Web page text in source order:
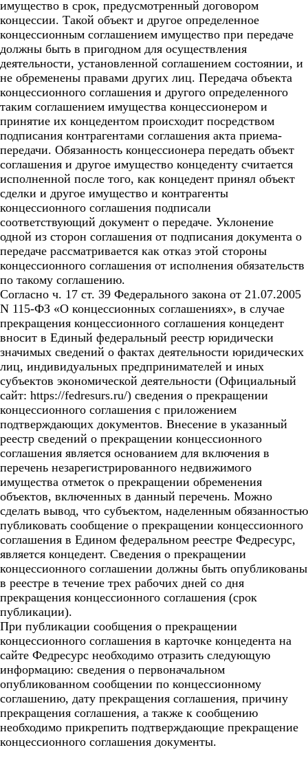
имущество в срок, предусмотренный договором
концессии. Такой объект и другое определенное
концессионным соглашением имущество при передаче
должны быть в пригодном для осуществления
деятельности, установленной соглашением состоянии, и
не обременены правами других лиц. Передача объекта
концессионного соглашения и другого определенного
таким соглашением имущества концессионером и
принятие их концедентом происходит посредством
подписания контрагентами соглашения акта приема-
передачи. Обязанность концессионера передать объект
соглашения и другое имущество концеденту считается
исполненной после того, как концедент принял объект
сделки и другое имущество и контрагенты
концессионного соглашения подписали
соответствующий документ о передаче. Уклонение
одной из сторон соглашения от подписания документа о
передаче рассматривается как отказ этой стороны
концессионного соглашения от исполнения обязательств
по такому соглашению.
Согласно ч. 17 ст. 39 Федерального закона от 21.07.2005
N 115-ФЗ «О концессионных соглашениях», в случае
прекращения концессионного соглашения концедент
вносит в Единый федеральный реестр юридически
значимых сведений о фактах деятельности юридических
лиц, индивидуальных предпринимателей и иных
субъектов экономической деятельности (Официальный
сайт: https://fedresurs.ru/) сведения о прекращении
концессионного соглашения с приложением
подтверждающих документов. Внесение в указанный
реестр сведений о прекращении концессионного
соглашения является основанием для включения в
перечень незарегистрированного недвижимого
имущества отметок о прекращении обременения
объектов, включенных в данный перечень. Можно
сделать вывод, что субъектом, наделенным обязанностью
публиковать сообщение о прекращении концессионного
соглашения в Едином федеральном реестре Федресурс,
является концедент. Сведения о прекращении
концессионного соглашении должны быть опубликованы
в реестре в течение трех рабочих дней со дня
прекращения концессионного соглашения (срок
публикации).
При публикации сообщения о прекращении
концессионного соглашения в карточке концедента на
сайте Федресурс необходимо отразить следующую
информацию: сведения о первоначальном
опубликованном сообщении по концессионному
соглашению, дату прекращения соглашения, причину
прекращения соглашения, а также к сообщению
необходимо прикрепить подтверждающие прекращение
концессионного соглашения документы.